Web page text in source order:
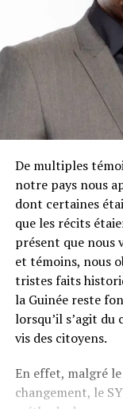
De multiples
notre pays nous
dont certaines
que les récits
présent que nous
et témoins, nous
tristes faits
la Guinée reste
lorsqu’il s’agit
vis des citoyens.
En effet, malgré
changement, le